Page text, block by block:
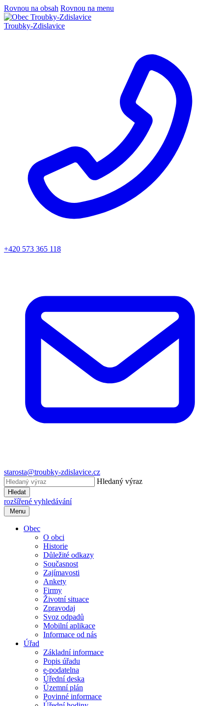
Rovnou na obsah Rovnou na menu
Troubky-Zdislavice
+420 573 365 118
starosta@troubky-zdislavice.cz
Hledaný výraz
Hledat
rozšířené vyhledávání
Menu
Obec
O obci
Historie
Důležité odkazy
Současnost
Zajímavosti
Ankety
Firmy
Životní situace
Zpravodaj
Svoz odpadů
Mobilní aplikace
Informace od nás
Úřad
Základní informace
Popis úřadu
e-podatelna
Úřední deska
Územní plán
Povinné informace